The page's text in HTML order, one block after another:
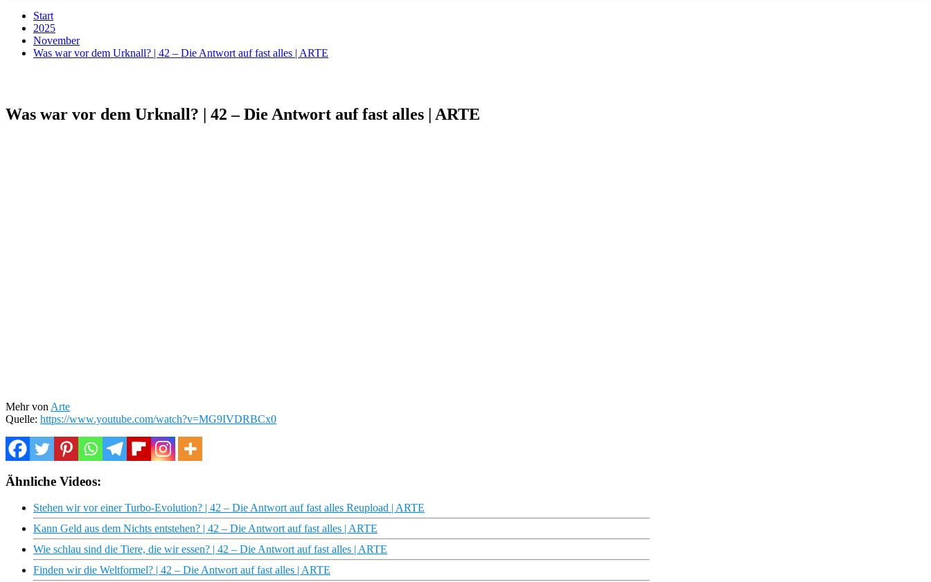
Start
2025
November
Was war vor dem Urknall? | 42 – Die Antwort auf fast alles | ARTE
Was war vor dem Urknall? | 42 – Die Antwort auf fast alles | ARTE
Mehr von Arte
Quelle: https://www.youtube.com/watch?v=MG9IVDRBCx0
Ähnliche Videos:
Stehen wir vor einer Turbo-Evolution? | 42 – Die Antwort auf fast alles Reupload | ARTE
Kann Geld aus dem Nichts entstehen? | 42 – Die Antwort auf fast alles | ARTE
Wie schlau sind die Tiere, die wir essen? | 42 – Die Antwort auf fast alles | ARTE
Finden wir die Weltformel? | 42 – Die Antwort auf fast alles | ARTE